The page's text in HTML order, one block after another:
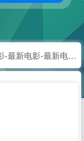
百度影音电视剧电影-最新电影-最新电视剧免费---一网天下